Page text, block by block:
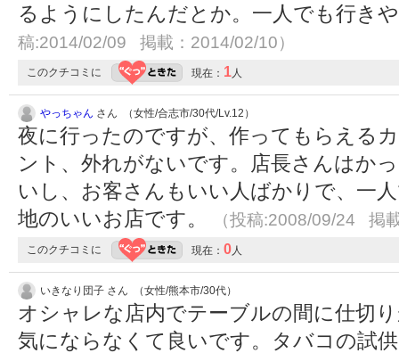
るようにしたんだとか。一人でも行き
稿:2014/02/09 掲載：2014/02/10）
このクチコミに 現在： 1 人
やっちゃん さん （女性/合志市/30代/Lv.12）
夜に行ったのですが、作ってもらえる
ント、外れがないです。店長さんはか
いし、お客さんもいい人ばかりで、一
地のいいお店です。
（投稿:2008/09/24 掲
このクチコミに 現在： 0 人
いきなり団子 さん （女性/熊本市/30代）
オシャレな店内でテーブルの間に仕切
気にならなくて良いです。タバコの試